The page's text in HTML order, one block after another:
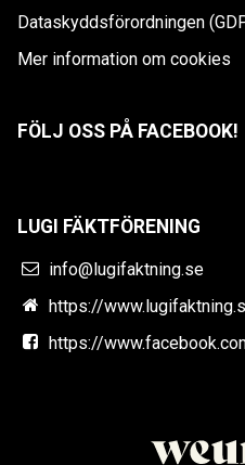
Dataskyddsförordningen
Mer information om cookies
FÖLJ OSS PÅ FACEBOOK!
LUGI FÄKTFÖRENING
info@lugifaktning.se
https://
https://